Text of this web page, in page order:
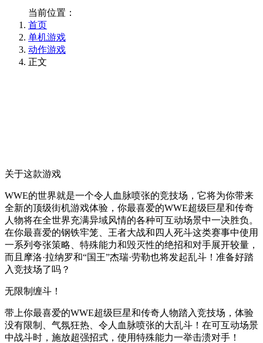
当前位置：
首页
单机游戏
动作游戏
正文
关于这款游戏
WWE的世界就是一个令人血脉喷张的竞技场，它将为你带来
全新的顶级街机游戏体验，你最喜爱的WWE超级巨星和传奇
人物将在全世界充满异域风情的各种可互动场景中一决胜负。
在你最喜爱的钢铁牢笼、王者大战和四人死斗这类赛事中使用
一系列夸张策略、特殊能力和毁灭性的绝招和对手展开较量，
而且摩洛·拉纳罗和“国王”杰瑞·劳勒也将发起乱斗！准备好踏
入竞技场了吗？
无限制缠斗！
带上你最喜爱的WWE超级巨星和传奇人物踏入竞技场，体验
没有限制、气氛狂热、令人血脉喷张的大乱斗！在可互动场景
中战斗时，施放超强招式，使用特殊能力一举击溃对手！